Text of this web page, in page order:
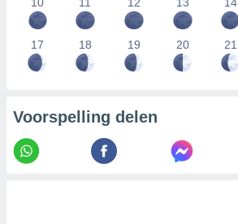
17 18 19 20 21
Voorspelling delen